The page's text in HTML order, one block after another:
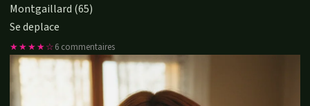
Montgaillard (65)
Se deplace
★★★★☆6 commentaires